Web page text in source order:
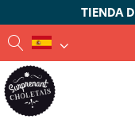
TIENDA